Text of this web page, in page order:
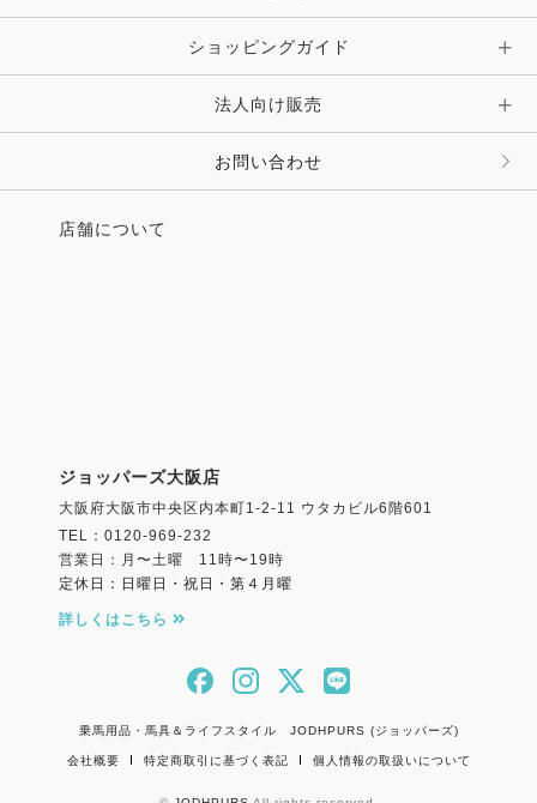
キーホルダー・チャーム・ストラップ
その他 ファッション雑貨
その他 アクセサリーショッピングガイド
法人向け販売
お問い合わせ
店舗について
ジョッパーズ大阪店
大阪府大阪市中央区内本町1-2-11 ウタカビル6階601
TEL：0120-969-232
営業日：月〜土曜 11時〜19時
定休日：日曜日・祝日・第４月曜
詳しくはこちら
乗馬用品・馬具＆ライフスタイル JODHPURS (ジョッパーズ)
会社概要 特定商取引に基づく表記 個人情報の取扱いについて